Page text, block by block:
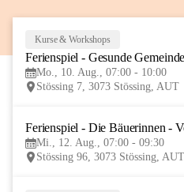
Kurse & Workshops
Ferienspiel - Gesunde
Mo., 10. Aug., 07:00 - 10:00
Stössing 7, 3073 Stössing, AUT
Ferienspiel - Die Bäuerinnen -
Mi., 12. Aug., 07:00 - 09:30
Stössing 96, 3073 Stössing, AUT